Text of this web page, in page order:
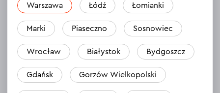
Andriy
02.11.2023
Kupiłem zestaw do domu, wybrałem go, aby móc samodzielnie
wykonywać prawie wszystkie prace wokół samochodu.
Warszawa Łódź Łomianki
Marki Piaseczno Sosnowiec
Wrocław Białystok Bydgoszcz
Gdańsk Gorzów Wielkopolski